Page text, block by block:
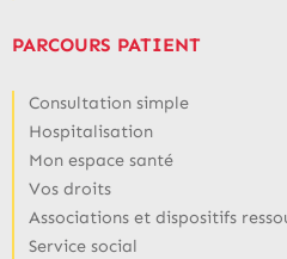
PARCOURS PATIENT
Consultation simple
Hospitalisation
Mon espace santé
Vos droits
Associations et dispositifs
Service social